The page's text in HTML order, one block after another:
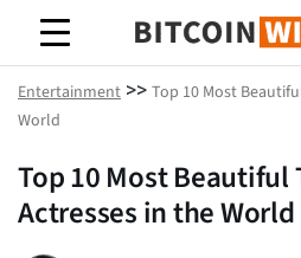
ビットコイ
Entertainment >> Top 10 Most
World
Top 10 Most Beautiful
Actresses in the World